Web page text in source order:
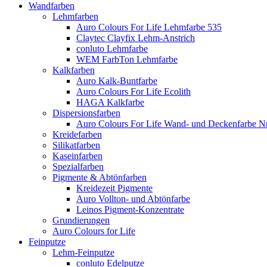
Wandfarben
Lehmfarben
Auro Colours For Life Lehmfarbe 535
Claytec Clayfix Lehm-Anstrich
conluto Lehmfarbe
WEM FarbTon Lehmfarbe
Kalkfarben
Auro Kalk-Buntfarbe
Auro Colours For Life Ecolith
HAGA Kalkfarbe
Dispersionsfarben
Auro Colours For Life Wand- und Deckenfarbe
Kreidefarben
Silikatfarben
Kaseinfarben
Spezialfarben
Pigmente & Abtönfarben
Kreidezeit Pigmente
Auro Vollton- und Abtönfarbe
Leinos Pigment-Konzentrate
Grundierungen
Auro Colours for Life
Feinputze
Lehm-Feinputze
conluto Edelputze